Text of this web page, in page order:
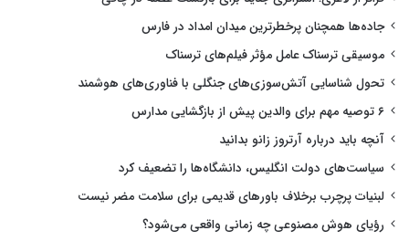
جاده‌ها همچنان پرخطرترین میدان امداد در فارس
موسیقی ترسناک عامل مؤثر فیلم‌های ترسناک
تحول شناسایی آتش‌سوزی‌های جنگلی با فناوری‌های هوشمند
۶ توصیه مهم برای والدین پیش از بازگشایی مدارس
آنچه باید درباره آرتروز زانو بدانید
سیاست‌های دولت انگلیس، دانشگاه‌ها را تضعیف کرد
لبنیات پرچرب برخلاف باورهای قدیمی برای سلامت مضر نیست
رؤیای هوش مصنوعی چه زمانی واقعی می‌شود؟